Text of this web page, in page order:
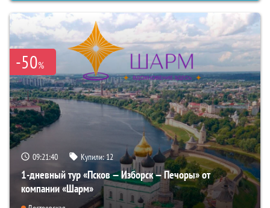
-50%
09:21:38 Купили:12
1-дневный тур «Псков — Изборск — Печоры» от
компании «Шарм»